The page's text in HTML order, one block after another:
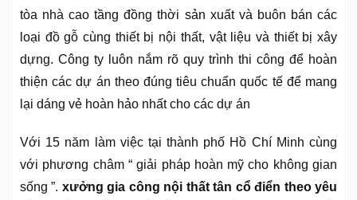
tòa nhà cao tầng đồng thời sản xuất và buôn bán các
loại đồ gỗ cùng thiết bị nội thất, vật liệu và thiết bị xây
dựng. Công ty luôn nắm rõ quy trình thi công để hoàn
thiện các dự án theo đúng tiêu chuẩn quốc tế để mang
lại dáng vẻ hoàn hảo nhất cho các dự án
Với 15 năm làm việc tại thành phố Hồ Chí Minh cùng
với phương châm “ giải pháp hoàn mỹ cho không gian
sống ”. xưởng gia công nội thất tân cổ điển theo yêu